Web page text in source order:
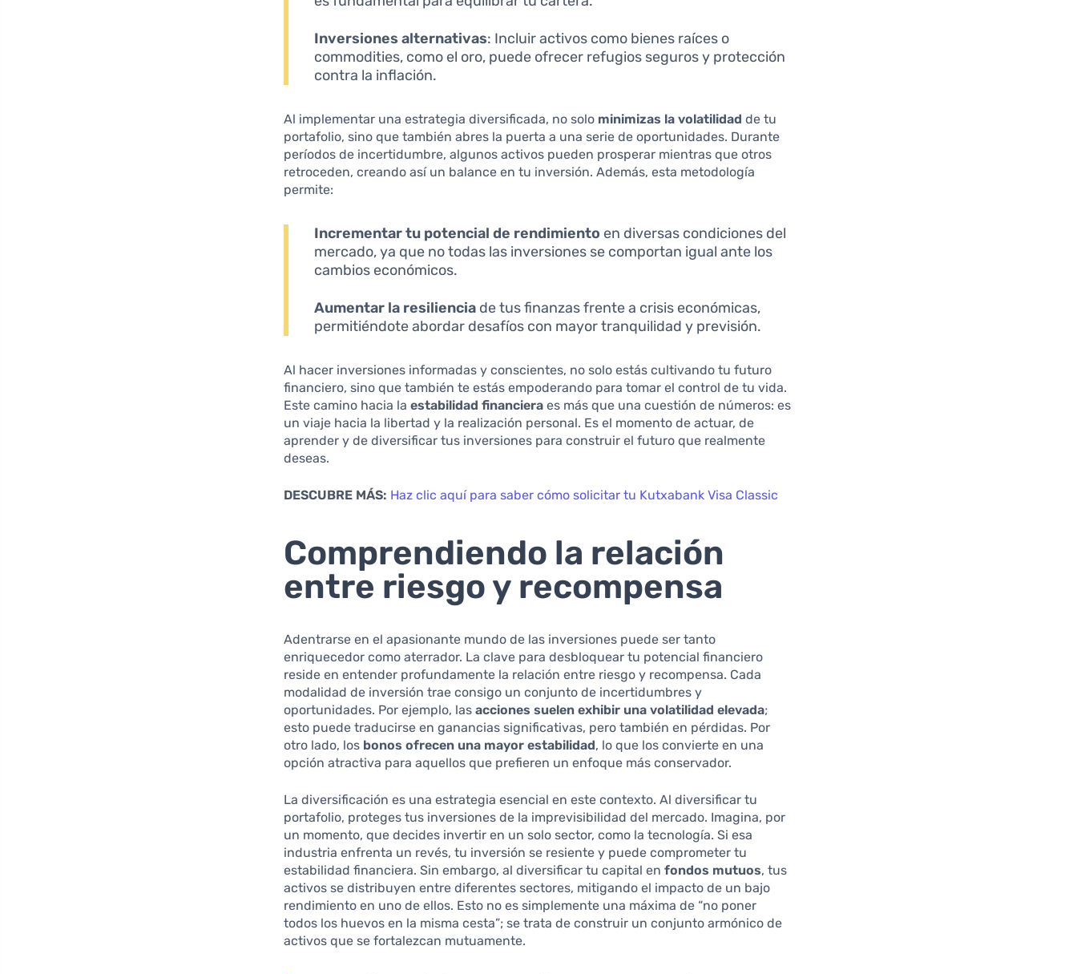
Inversiones alternativas: Incluir activos como bienes raíces o
commodities, como el oro, puede ofrecer refugios seguros y protección
contra la inflación.
Al implementar una estrategia diversificada, no solo minimizas la volatilidad de tu
portafolio, sino que también abres la puerta a una serie de oportunidades. Durante
períodos de incertidumbre, algunos activos pueden prosperar mientras que otros
retroceden, creando así un balance en tu inversión. Además, esta metodología
permite:
Incrementar tu potencial de rendimiento en diversas condiciones del
mercado, ya que no todas las inversiones se comportan igual ante los
cambios económicos.
Aumentar la resiliencia de tus finanzas frente a crisis económicas,
permitiéndote abordar desafíos con mayor tranquilidad y previsión.
Al hacer inversiones informadas y conscientes, no solo estás cultivando tu futuro
financiero, sino que también te estás empoderando para tomar el control de tu vida.
Este camino hacia laestabilidad financiera es más que una cuestión de números: es
un viaje hacia la libertad y la realización personal. Es el momento de actuar, de
aprender y de diversificar tus inversiones para construir el futuro que realmente
deseas.
DESCUBRE MÁS: Haz clic aquí para saber cómo solicitar tu Kutxabank Visa Classic
Comprendiendo la relación
entre riesgo y recompensa
Adentrarse en el apasionante mundo de las inversiones puede ser tanto
enriquecedor como aterrador. La clave para desbloquear tu potencial financiero
reside en entender profundamente la relación entre riesgo y recompensa. Cada
modalidad de inversión trae consigo un conjunto de incertidumbres y
oportunidades. Por ejemplo, lasacciones suelen exhibir una volatilidad elevada;
esto puede traducirse en ganancias significativas, pero también en pérdidas. Por
otro lado, los bonos ofrecen una mayor estabilidad, lo que los convierte en una
opción atractiva para aquellos que prefieren un enfoque más conservador.
La diversificación es una estrategia esencial en este contexto. Al diversificar tu
portafolio, proteges tus inversiones de la imprevisibilidad del mercado. Imagina, por
un momento, que decides invertir en un solo sector, como la tecnología. Si esa
industria enfrenta un revés, tu inversión se resiente y puede comprometer tu
estabilidad financiera. Sin embargo, al diversificar tu capital enfondos mutuos, tus
activos se distribuyen entre diferentes sectores, mitigando el impacto de un bajo
rendimiento en uno de ellos. Esto no es simplemente una máxima de “no poner
todos los huevos en la misma cesta”; se trata de construir un conjunto armónico de
activos que se fortalezcan mutuamente.